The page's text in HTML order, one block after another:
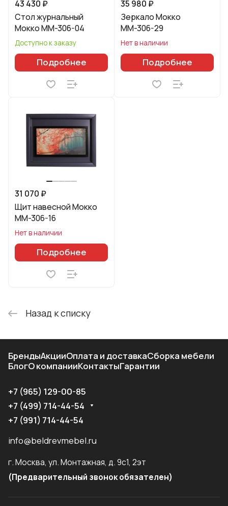
43 430 ₽
Стол журнальный
Мокко ММ-306-04
Доступно к заказу
Подробнее
35 980 ₽
Зеркало Мокко
ММ-306-29
Нет в наличии
Подробнее
31 070 ₽
Щит навесной Мокко
ММ-306-16
Нет в наличии
Подробнее
Назад к списку
БрендыАкцииОплата и доставкаСборка мебели
БлогО компанииКонтактыГарантии
+7 (965) 129-00-85
+7 (499) 714-44-54
+7 (991) 714-44-54
info@beldrevmebel.ru
г. Москва, ул. Монтажная, д. 9с1, 2эт
(Предварительный звонок обязателен)